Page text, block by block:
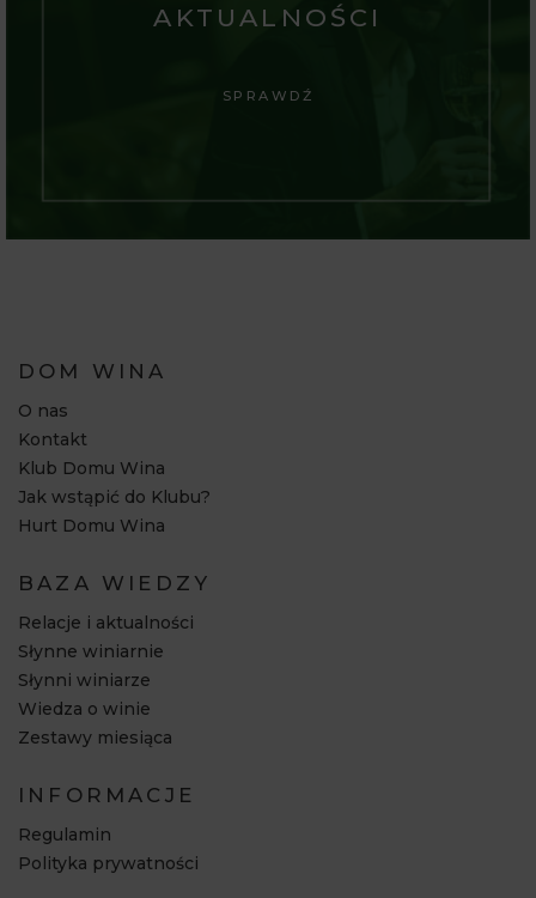
AKTUALNOŚCI
SPRAWDŹ
DOM WINA
O nas
Kontakt
Klub Domu Wina
Jak wstąpić do Klubu?
Hurt Domu Wina
BAZA WIEDZY
Relacje i aktualności
Słynne winiarnie
Słynni winiarze
Wiedza o winie
Zestawy miesiąca
INFORMACJE
Regulamin
Polityka prywatności